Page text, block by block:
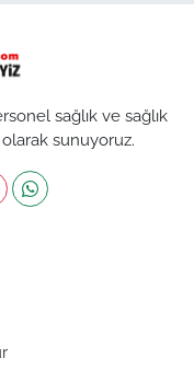
sağlık ve sağlık
sunuyoruz.